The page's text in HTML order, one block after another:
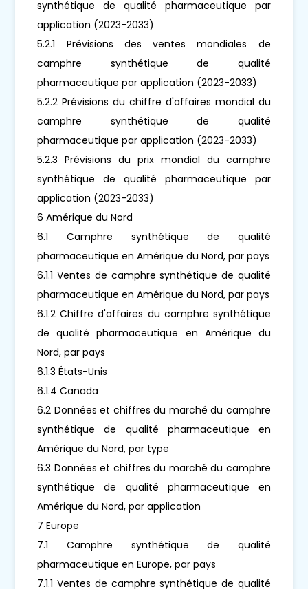
synthétique de qualité pharmaceutique par
application (2023-2033)
5.2.1 Prévisions des ventes mondiales de
camphre synthétique de qualité
pharmaceutique par application (2023-2033)
5.2.2 Prévisions du chiffre d'affaires mondial du
camphre synthétique de qualité
pharmaceutique par application (2023-2033)
5.2.3 Prévisions du prix mondial du camphre
synthétique de qualité pharmaceutique par
application (2023-2033)
6 Amérique du Nord
6.1 Camphre synthétique de qualité
pharmaceutique en Amérique du Nord, par pays
6.1.1 Ventes de camphre synthétique de qualité
pharmaceutique en Amérique du Nord, par pays
6.1.2 Chiffre d'affaires du camphre synthétique
de qualité pharmaceutique en Amérique du
Nord, par pays
6.1.3 États-Unis
6.1.4 Canada
6.2 Données et chiffres du marché du camphre
synthétique de qualité pharmaceutique en
Amérique du Nord, par type
6.3 Données et chiffres du marché du camphre
synthétique de qualité pharmaceutique en
Amérique du Nord, par application
7 Europe
7.1 Camphre synthétique de qualité
pharmaceutique en Europe, par pays
7.1.1 Ventes de camphre synthétique de qualité